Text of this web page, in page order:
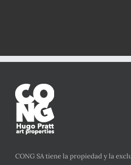
CONG SA tiene la propiedad y la